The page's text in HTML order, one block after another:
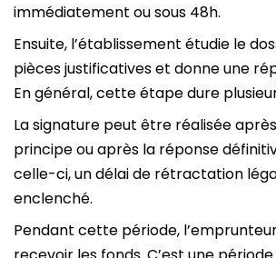
immédiatement ou sous 48h.
Ensuite, l’établissement étudie le
pièces justificatives et donne une
En général, cette étape dure
La signature peut être réalisée
principe ou après la réponse
celle-ci, un délai de rétractation
enclenché.
Pendant cette période,